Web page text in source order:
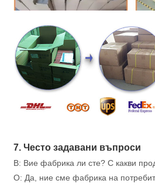
7. Често задавани въпроси
В: Вие фабрика ли сте? С какви
О: Да, ние сме фабрика на